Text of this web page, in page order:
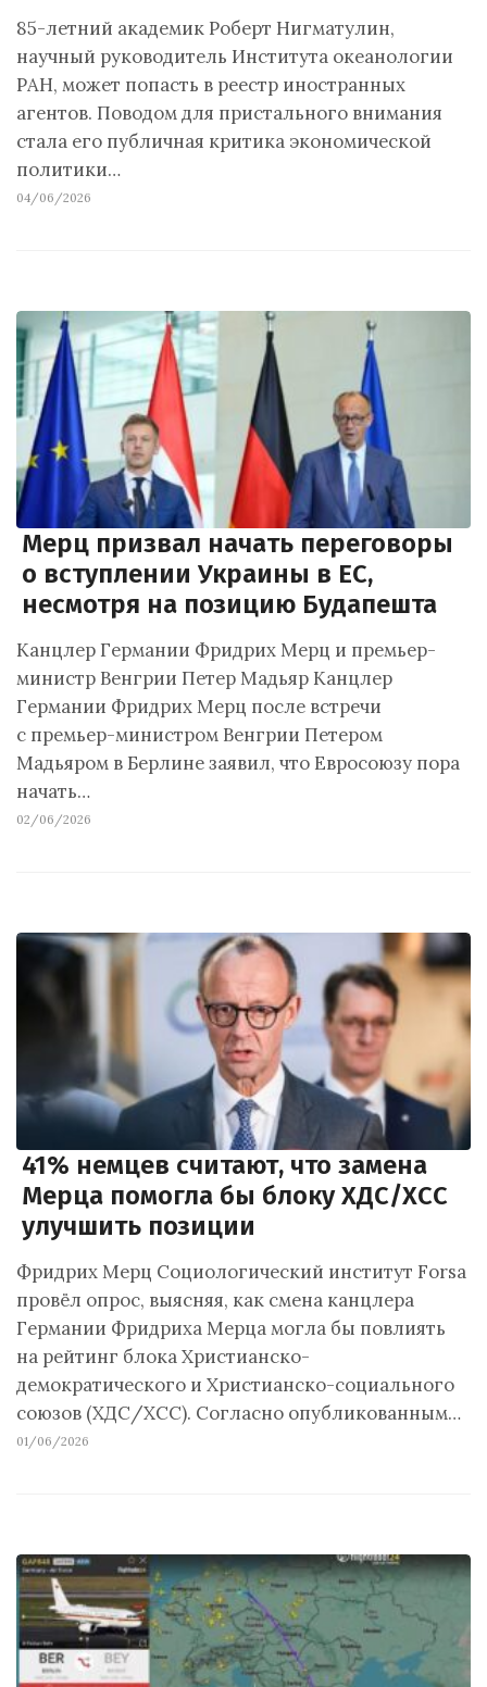
85-летний академик Роберт Нигматулин,
научный руководитель Института океанологии
РАН, может попасть в реестр иностранных
агентов. Поводом для пристального внимания
стала его публичная критика экономической
политики…
04/06/2026
Мерц призвал начать переговоры
о вступлении Украины в ЕС,
несмотря на позицию Будапешта
Канцлер Германии Фридрих Мерц и премьер-
министр Венгрии Петер Мадьяр Канцлер
Германии Фридрих Мерц после встречи
с премьер-министром Венгрии Петером
Мадьяром в Берлине заявил, что Евросоюзу пора
начать…
02/06/2026
41% немцев считают, что замена
Мерца помогла бы блоку ХДС/ХСС
улучшить позиции
Фридрих Мерц Социологический институт Forsa
провёл опрос, выясняя, как смена канцлера
Германии Фридриха Мерца могла бы повлиять
на рейтинг блока Христианско-
демократического и Христианско-социального
союзов (ХДС/ХСС). Согласно опубликованным…
01/06/2026